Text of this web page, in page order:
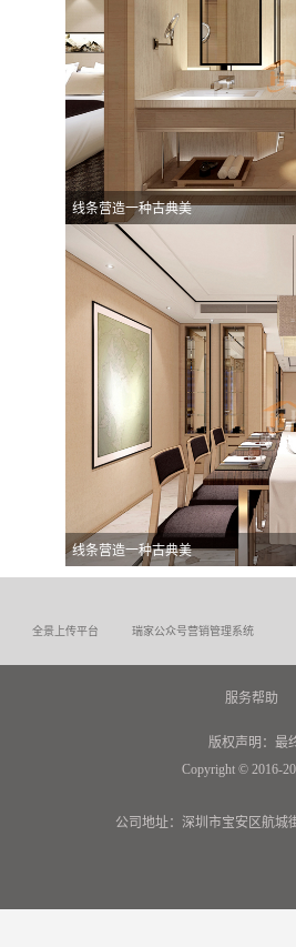
线条营造一种古典美
线条营造一种古典美
全景上传平台 瑞家公众号营销管理系统
服务帮助
版权声明：最
Copyright © 2016-
公司地址：深圳市宝安区航城